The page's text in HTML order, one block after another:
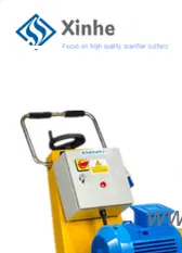
CASA.
PRODOTTI
Xinhe
Industry